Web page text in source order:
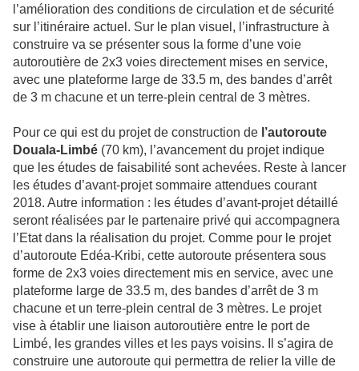
l’amélioration des conditions de circulation et de sécurité
sur l’itinéraire actuel. Sur le plan visuel, l’infrastructure à
construire va se présenter sous la forme d’une voie
autoroutière de 2x3 voies directement mises en service,
avec une plateforme large de 33.5 m, des bandes d’arrêt
de 3 m chacune et un terre-plein central de 3 mètres.
Pour ce qui est du projet de construction de l’autoroute
Douala-Limbé (70 km), l’avancement du projet indique
que les études de faisabilité sont achevées. Reste à lancer
les études d’avant-projet sommaire attendues courant
2018. Autre information : les études d’avant-projet détaillé
seront réalisées par le partenaire privé qui accompagnera
l’Etat dans la réalisation du projet. Comme pour le projet
d’autoroute Edéa-Kribi, cette autoroute présentera sous
forme de 2x3 voies directement mis en service, avec une
plateforme large de 33.5 m, des bandes d’arrêt de 3 m
chacune et un terre-plein central de 3 mètres. Le projet
vise à établir une liaison autoroutière entre le port de
Limbé, les grandes villes et les pays voisins. Il s’agira de
construire une autoroute qui permettra de relier la ville de